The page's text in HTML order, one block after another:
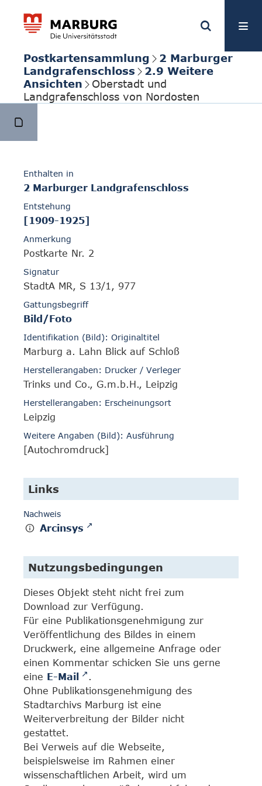
Postkartensammlung
2 Marburger
Landgrafenschloss
2.9 Weitere
Ansichten
Oberstadt und
Landgrafenschloss von Nordosten
Enthalten in
2 Marburger Landgrafenschloss
Entstehung
[1909-1925]
Anmerkung
Postkarte Nr. 2
Signatur
StadtA MR, S 13/1, 977
Gattungsbegriff
Bild/Foto
Identifikation (Bild): Originaltitel
Marburg a. Lahn Blick auf Schloß
Herstellerangaben: Drucker / Verleger
Trinks und Co., G.m.b.H., Leipzig
Herstellerangaben: Erscheinungsort
Leipzig
Weitere Angaben (Bild): Ausführung
[Autochromdruck]
Links
Nachweis
Arcinsys
Nutzungsbedingungen
Dieses Objekt steht nicht frei zum
Download zur Verfügung.
Für eine Publikationsgenehmigung zur
Veröffentlichung des Bildes in einem
Druckwerk, eine allgemeine Anfrage oder
einen Kommentar schicken Sie uns gerne
eine E-Mail
.
Ohne Publikationsgenehmigung des
Stadtarchivs Marburg ist eine
Weiterverbreitung der Bilder nicht
gestattet.
Bei Verweis auf die Webseite,
beispielsweise im Rahmen einer
wissenschaftlichen Arbeit, wird um